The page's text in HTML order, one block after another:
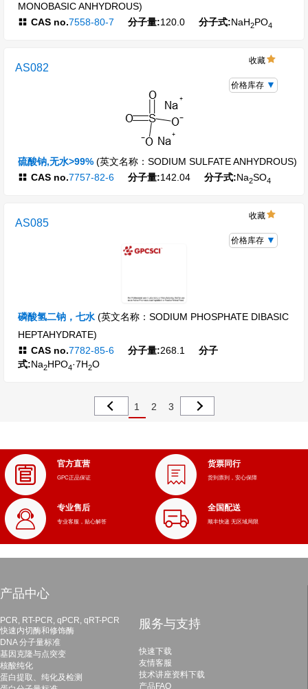
MONOBASIC ANHYDROUS)
CAS no.7558-80-7 分子量:120.0 分子式:NaH2PO4
AS082
硫酸钠,无水>99% (英文名称：SODIUM SULFATE ANHYDROUS)
CAS no.7757-82-6 分子量:142.04 分子式:Na2SO4
收藏
价格库存
AS085
磷酸氢二钠，七水 (英文名称：SODIUM PHOSPHATE DIBASIC
HEPTAHYDRATE)
CAS no.7782-85-6 分子量:268.1
分子
式:Na2HPO4·7H2O
收藏
价格库存
1 2 3
官方直营
GPC正品保证
货票同行
货到票到，安心保障
专业售后
专业客服，贴心解答
全国配送
顺丰快递 无区域局限
产品中心
PCR, RT-PCR, qPCR, qRT-PCR
快速内切酶和修饰酶
DNA 分子量标准
基因克隆与点突变
核酸纯化
蛋白提取、纯化及检测
服务与支持
快速下载
友情客服
技术讲座资料下载
产品FAQ